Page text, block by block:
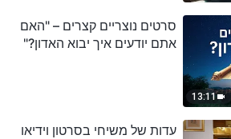
13:11
סרטים נוצריים קצרים – "האם
אתם יודעים איך יבוא האדון?"
עדות של משיחי בסרטון וידיאו